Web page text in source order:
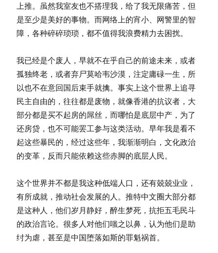
上推。虽然我室友也不搭理我，给了我无限痛苦，但
是至少是美好的事物。而网络上的宵小、网警里的智
障，各种碎碎琐琐，都不值得我浪费精力去困扰。
我已经是个废人，早就不在乎自己的前途未来，或者
孤独终老，或者弃尸莫哈韦沙漠，注定庸碌一生，所
以也不在意回国后束手就擒。事实上这个世界上追寻
民主自由的，往往都是废物，就像香港的抗议者，大
部分都是买不起房的屌丝，而哪怕是底层中产，为了
还房贷，也不可能罢工参与这类活动。早年我是看不
起这些暴民的，经过这些年，我渐渐明白，文化政治
的变革，反而只能依赖这些赤脚的底层人民。
这个世界并不都是我这种低端人口，还有兢兢业业，
有所成就，推动社会发展的人。推特中文圈大部分都
是这种人，他们岁月静好，醉生梦死，抗拒五毛民斗
的政治言论。很多人对他们嗤之以鼻，认为他们是助
纣为虐，甚至是中国堕落如斯的罪魁祸首。